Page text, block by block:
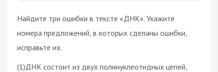
Найдите три ошибки в тексте «ДНК». Укажите
номера предложений, в которых сделаны ошибки,
исправьте их.
(1)ДНК состоит из двух полинуклеотидных цепей,